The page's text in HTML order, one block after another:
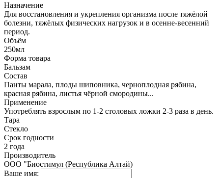
Назначение
Для восстановления и укрепления организма после тяжёлой
болезни, тяжёлых физических нагрузок и в осенне-весенний
период.
Объём
250мл
Форма товара
Бальзам
Состав
Панты марала, плоды шиповника, черноплодная рябина,
красная рябина, листья чёрной смородины...
Применение
Употреблять взрослым по 1-2 столовых ложки 2-3 раза в день.
Тара
Стекло
Срок годности
2 года
Производитель
ООО "Биостимул (Республика Алтай)
Ваше имя: